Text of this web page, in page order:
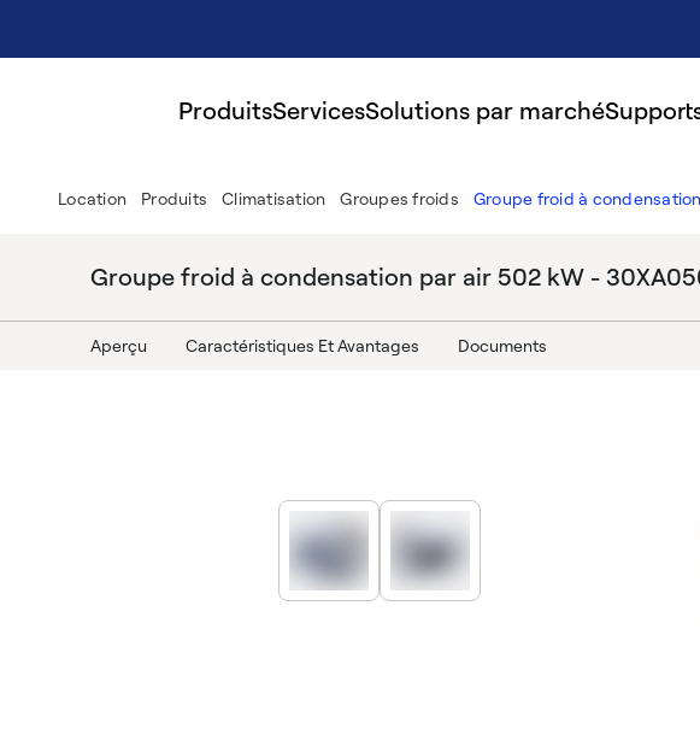
ProduitsServicesSolutions par marché
Location Produits Climatisation Groupes froids Groupe froid à
Groupe froid à condensation par air 502 kW -
Aperçu Caractéristiques Et Avantages Documents